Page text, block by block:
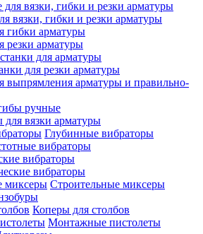
вязки, гибки и резки арматуры
гибки арматуры
резки арматуры
для арматуры
для резки арматуры
выпрямления арматуры и правильно-
ручные
для вязки арматуры
Глубинные вибраторы
вибраторы
вибраторы
вибраторы
Строительные миксеры
Коперы для столбов
Монтажные пистолеты